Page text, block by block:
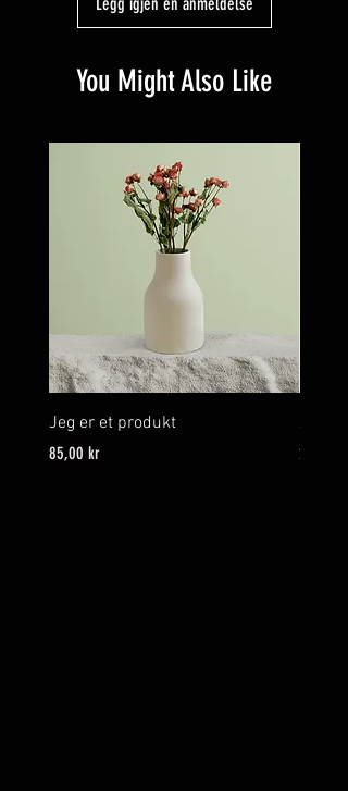
You Might Also Like
Jeg er et produkt
Pris
85,00 kr
Jeg er
Pris
20,00 kr